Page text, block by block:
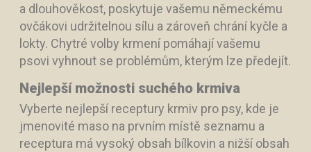
a dlouhověkost, poskytuje vašemu německému
ovčákovi udržitelnou sílu a zároveň chrání kyčle a
lokty. Chytré volby krmení pomáhají vašemu
psovi vyhnout se problémům, kterým lze předejít.
Nejlepší možnosti suchého krmiva
Vyberte nejlepší receptury krmiv pro psy, kde je
jmenovité maso na prvním místě seznamu a
receptura má vysoký obsah bílkovin a nižší obsah